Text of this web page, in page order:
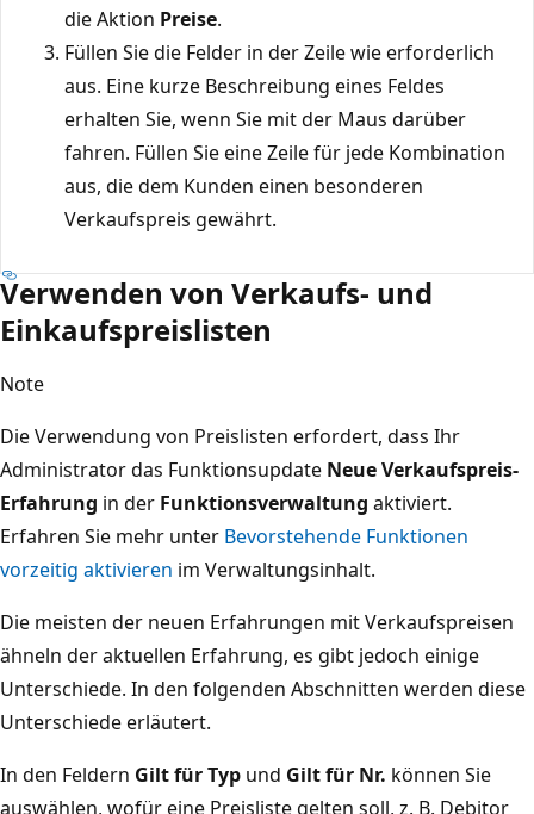
die Aktion Preise.
Füllen Sie die Felder in der Zeile wie erforderlich
aus. Eine kurze Beschreibung eines Feldes
erhalten Sie, wenn Sie mit der Maus darüber
fahren. Füllen Sie eine Zeile für jede Kombination
aus, die dem Kunden einen besonderen
Verkaufspreis gewährt.
Verwenden von Verkaufs- und
Einkaufspreislisten
Note
Die Verwendung von Preislisten erfordert, dass Ihr
Administrator das Funktionsupdate Neue Verkaufspreis-
Erfahrung in der Funktionsverwaltung aktiviert.
Erfahren Sie mehr unter Bevorstehende Funktionen
vorzeitig aktivieren im Verwaltungsinhalt.
Die meisten der neuen Erfahrungen mit Verkaufspreisen
ähneln der aktuellen Erfahrung, es gibt jedoch einige
Unterschiede. In den folgenden Abschnitten werden diese
Unterschiede erläutert.
In den Feldern Gilt für Typ und Gilt für Nr. können Sie
auswählen, wofür eine Preisliste gelten soll, z. B. Debitor